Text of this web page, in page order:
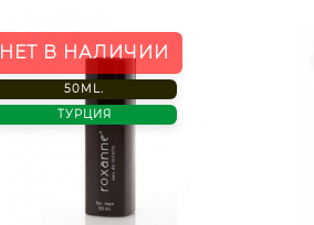
НЕТ В НАЛИЧИИ
50ML.
ТУРЦИЯ